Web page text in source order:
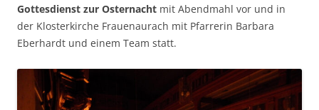
Gottesdienst zur Osternacht mit Abendmahl vor und in
der Klosterkirche Frauenaurach mit Pfarrerin Barbara
Eberhardt und einem Team statt.